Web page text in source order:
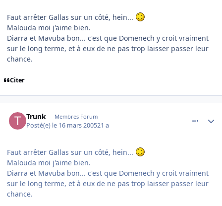
Faut arrêter Gallas sur un côté, hein...
Malouda moi j'aime bien.
Diarra et Mavuba bon... c'est que Domenech y croit vraiment
sur le long terme, et à eux de ne pas trop laisser passer leur
chance.
Citer
Trunk Membres Forum
Posté(e) le 16 mars 200521 a
Faut arrêter Gallas sur un côté, hein...
Malouda moi j'aime bien.
Diarra et Mavuba bon... c'est que Domenech y croit vraiment
sur le long terme, et à eux de ne pas trop laisser passer leur
chance.